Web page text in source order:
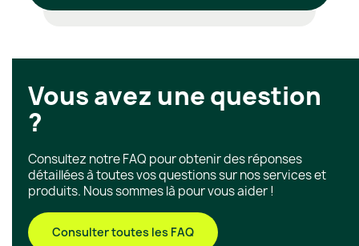
Vous avez une question
?
Consultez notre FAQ pour obtenir des réponses
détaillées à toutes vos questions sur nos services et
produits. Nous sommes là pour vous aider !
Consulter toutes les FAQ